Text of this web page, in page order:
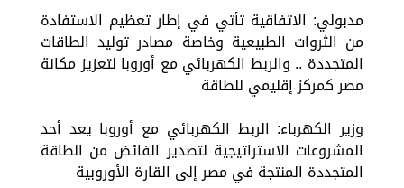
مدبولي: الاتفاقية تأتي في إطار تعظيم الاستفادة
من الثروات الطبيعية وخاصة مصادر توليد الطاقات
المتجددة .. والربط الكهربائي مع أوروبا لتعزيز مكانة
مصر كمركز إقليمي للطاقة
وزير الكهرباء: الربط الكهربائي مع أوروبا يعد أحد
المشروعات الاستراتيجية لتصدير الفائض من الطاقة
المتجددة المنتجة في مصر إلى القارة الأوروبية